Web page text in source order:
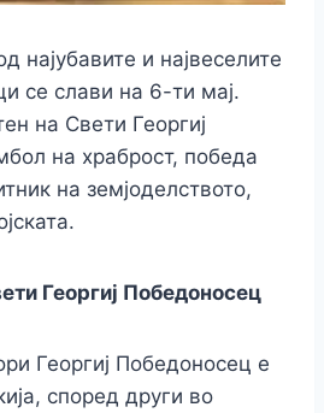
најубавите и највеселите
се слави на 6-ти мај.
на Свети Георгиј
на храброст, победа
на земјоделството,
Георгиј Победоносец
Георгиј Победоносец е
според други во